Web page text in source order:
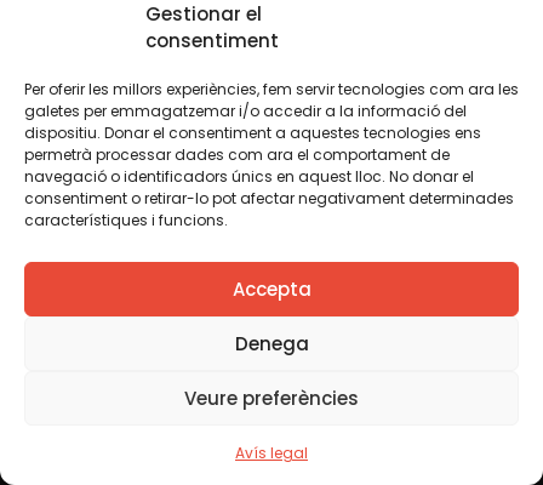
Gestionar el
consentiment
Per oferir les millors experiències, fem servir tecnologies com ara les
galetes per emmagatzemar i/o accedir a la informació del
dispositiu. Donar el consentiment a aquestes tecnologies ens
permetrà processar dades com ara el comportament de
navegació o identificadors únics en aquest lloc. No donar el
consentiment o retirar-lo pot afectar negativament determinades
característiques i funcions.
Accepta
Denega
Veure preferències
Avís legal
Nova recerca sobre l’efectivitat de les beques
No et perdis res